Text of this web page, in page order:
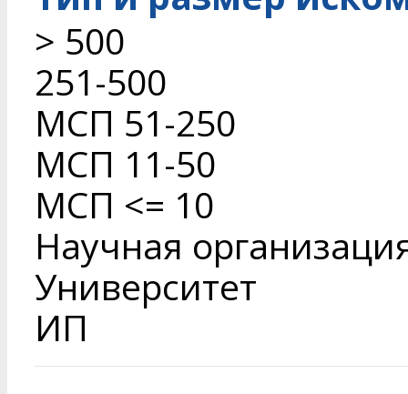
> 500
251-500
МСП 51-250
МСП 11-50
МСП <= 10
Научная
Университет
ИП